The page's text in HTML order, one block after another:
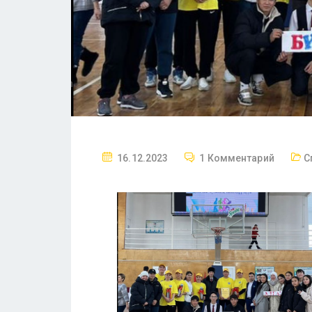
16.12.2023 1 Комментарий